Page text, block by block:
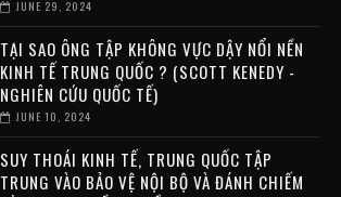
JUNE 29, 2024
TẠI SAO ÔNG TẬP KHÔNG VỰC DẬY NỔI NỀN
KINH TẾ TRUNG QUỐC ? (SCOTT KENEDY -
NGHIÊN CỨU QUỐC TẾ)
JUNE 10, 2024
SUY THOÁI KINH TẾ, TRUNG QUỐC TẬP
TRUNG VÀO BẢO VỆ NỘI BỘ VÀ ĐÁNH CHIẾM